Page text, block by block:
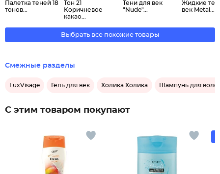
Палетка теней 18
тонов...
Тон 21
Коричневое
какао...
Тени для век
"Nude"...
Жидкие
век Metal...
Выбрать все похожие товары
Смежные разделы
LuxVisage Гель для век Холика Холика Шампунь для
С этим товаром покупают